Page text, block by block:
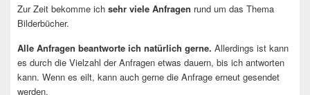
Zur Zeit bekomme ich sehr viele Anfragen rund um das Thema
Bilderbücher.
Alle Anfragen beantworte ich natürlich gerne. Allerdings ist kann
es durch die Vielzahl der Anfragen etwas dauern, bis ich antworten
kann. Wenn es eilt, kann auch gerne die Anfrage erneut gesendet
werden.